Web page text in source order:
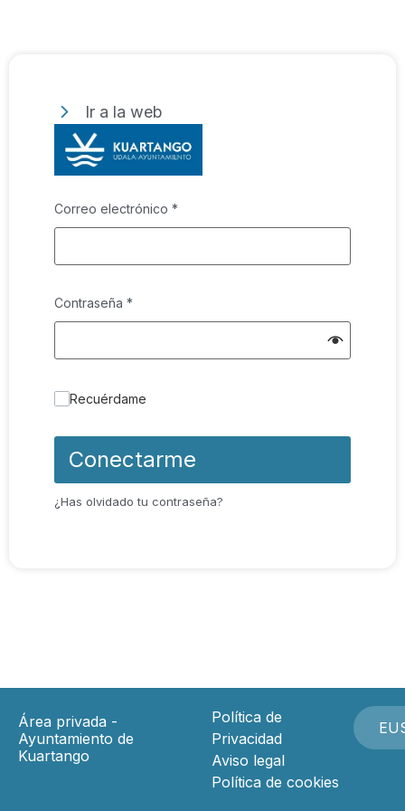
Ir a la web
Correo electrónico *
Contraseña *
Recuérdame
Conectarme
¿Has olvidado tu contraseña?
Área privada -
Ayuntamiento de
Kuartango
Política de
Privacidad
Aviso legal
Política de cookies